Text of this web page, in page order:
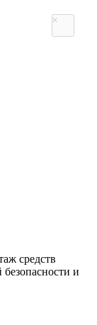
средств
и
×